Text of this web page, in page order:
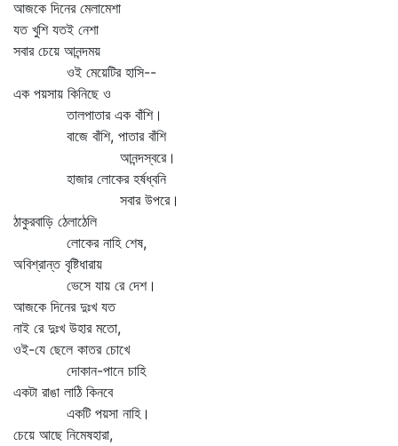
আজকে দিনের মেলামেশা
যত খুশি যতই নেশা
সবার চেয়ে আনন্দময়
ওই মেয়েটির হাসি--
এক পয়সায় কিনিছে ও
তালপাতার এক বাঁশি।
বাজে বাঁশি, পাতার বাঁশি
আনন্দস্বরে।
হাজার লোকের হর্ষধ্বনি
সবার উপরে।
ঠাকুরবাড়ি ঠেলাঠেলি
লোকের নাহি শেষ,
অবিশ্রান্ত বৃষ্টিধারায়
ভেসে যায় রে দেশ।
আজকে দিনের দুঃখ যত
নাই রে দুঃখ উহার মতো,
ওই-যে ছেলে কাতর চোখে
দোকান-পানে চাহি
একটা রাঙা লাঠি কিনবে
একটি পয়সা নাহি।
চেয়ে আছে নিমেষহারা,